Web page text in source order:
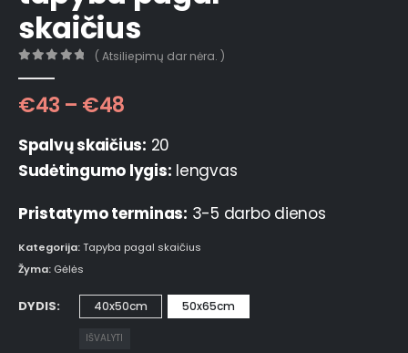
skaičius
( Atsiliepimų dar nėra. )
€43 – €48
Spalvų skaičius: 20
Sudėtingumo lygis: lengvas
Pristatymo terminas: 3-5 darbo dienos
Kategorija:Tapyba pagal skaičius
Žyma: Gėlės
DYDIS 40x50cm 50x65cm
IŠVALYTI